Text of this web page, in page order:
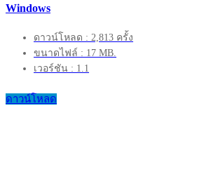
Windows
ดาวน์โหลด : 2,813 ครั้ง
ขนาดไฟล์ : 17 MB.
เวอร์ชัน : 1.1
ดาวน์โหลด